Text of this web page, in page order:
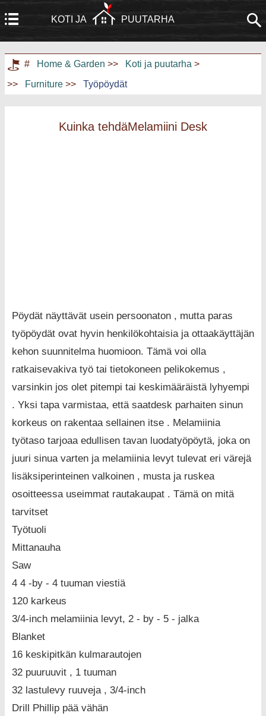
KOTI JA PUUTARHA
Koti Rakennus ja remontointi
Huonekalut
# Home & Garden >> Koti ja puutarha >
>>
Furniture >> Työpöydät
Kuinka tehdäMelamiini Desk
Pöydät näyttävät usein persoonaton , mutta paras
työpöydät ovat hyvin henkilökohtaisia ​​ja ottaakäyttäjän
kehon suunnitelma huomioon. Tämä voi olla
ratkaisevakiva työ tai tietokoneen pelikokemus ,
varsinkin jos olet pitempi tai keskimääräistä lyhyempi
. Yksi tapa varmistaa, että saatdesk parhaiten sinun
korkeus on rakentaa sellainen itse . Melamiinia
työtaso tarjoaa edullisen tavan luodatyöpöytä, joka on
juuri sinua varten ja melamiinia levyt tulevat eri värejä
lisäksiperinteinen valkoinen , musta ja ruskea
osoitteessa useimmat rautakaupat . Tämä on mitä
tarvitset
Työtuoli
Mittanauha
Saw
4 4 -by - 4 tuuman viestiä
120 karkeus
3/4-inch melamiinia levyt, 2 - by - 5 - jalka
Blanket
16 keskipitkän kulmarautojen
32 puuruuvit , 1 tuuman
32 lastulevy ruuveja , 3/4-inch
Drill Phillip pää vähän